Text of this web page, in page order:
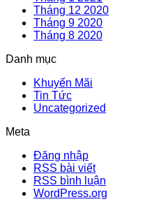
Tháng 12 2020
Tháng 9 2020
Tháng 8 2020
Danh mục
Khuyến Mãi
Tin Tức
Uncategorized
Meta
Đăng nhập
RSS bài viết
RSS bình luận
WordPress.org